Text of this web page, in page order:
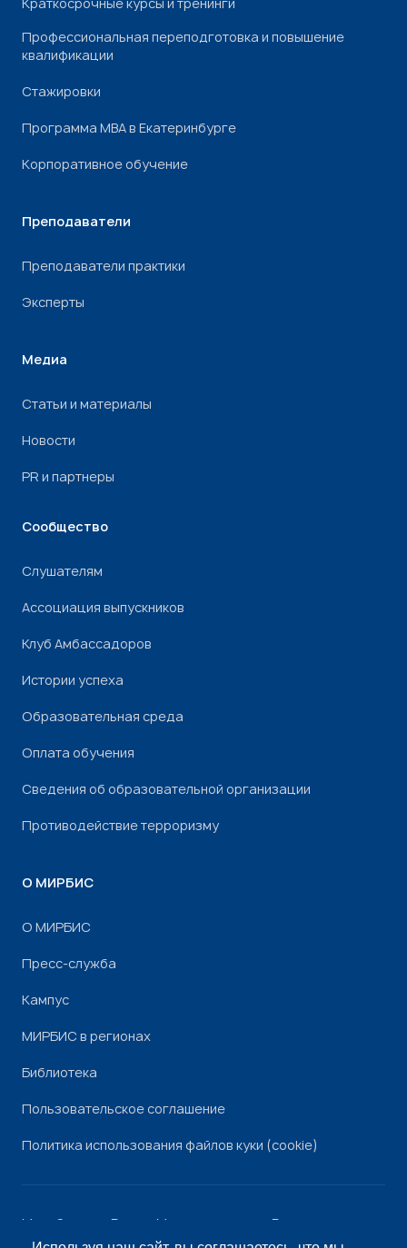
Профессиональная переподготовка и повышение
квалификации
Стажировки
Программа МВА в Екатеринбурге
Корпоративное обучение
Преподаватели
Преподаватели практики
Эксперты
Медиа
Статьи и материалы
Новости
PR и партнеры
Сообщество
Слушателям
Ассоциация выпускников
Клуб Амбассадоров
Истории успеха
Образовательная среда
Оплата обучения
Сведения об образовательной организации
Противодействие терроризму
О МИРБИС
О МИРБИС
Пресс-служба
Кампус
МИРБИС в регионах
Библиотека
Пользовательское соглашение
Политика использования файлов куки (cookie)
Минобрнауки России Минпросвещения России
РоскомнадзорРособрнадзор